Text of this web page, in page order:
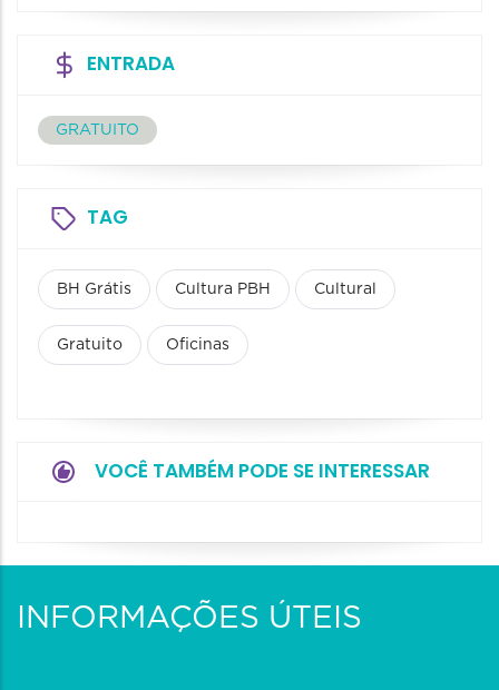
ENTRADA
GRATUITO
TAG
BH Grátis Cultura PBH Cultural
Gratuito Oficinas
VOCÊ TAMBÉM PODE SE INTERESSAR
INFORMAÇÕES ÚTEIS